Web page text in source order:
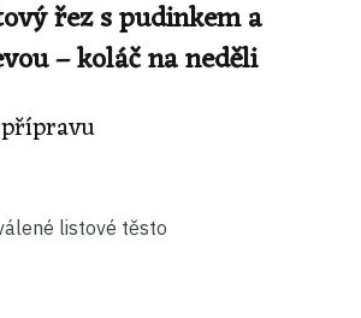
řez s pudinkem a
– koláč na neděli
listové těsto